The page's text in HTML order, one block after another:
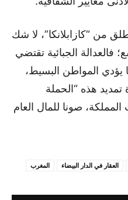
من “كازابلانكا”، لا شك
الجبائية تقتضي
يؤدي المواطن البسيط،
هذه “الحملة
صونا للمال العام
العقار في الدار البيضاء المغرب